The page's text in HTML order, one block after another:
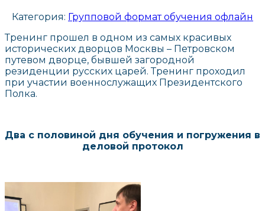
Категория: Групповой формат обучения офлайн
Тренинг прошел в одном из самых красивых
исторических дворцов Москвы – Петровском
путевом дворце, бывшей загородной
резиденции русских царей. Тренинг проходил
при участии военнослужащих Президентского
Полка.
Два с половиной дня обучения и погружения в
деловой протокол